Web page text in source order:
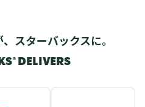
スターバックスに。
DELIVERS